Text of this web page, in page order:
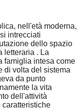
nell'età moderna,
intrecciati
dello spazio
letteraria . La
famiglia intesa come
di volta del sistema
da punto
la vita
dell'attività